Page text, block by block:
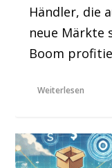
Händler, die
neue Märkte
Boom
Weiterlesen